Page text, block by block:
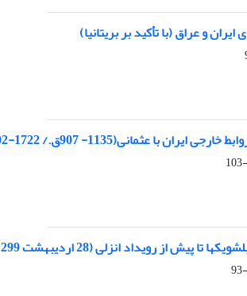
و عراق (با تأکید بر بریتانیا)
با عثمانی(1135- 907ق./ 1722-1502م.)
از رویداد انزلی (28 اردیبهشت 1299ش)